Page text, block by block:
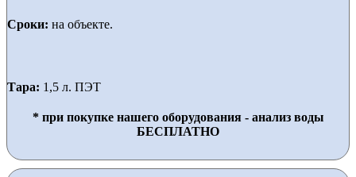
Сроки: на объекте.
Тара: 1,5 л. ПЭТ
* при покупке нашего оборудования - анализ воды
БЕСПЛАТНО